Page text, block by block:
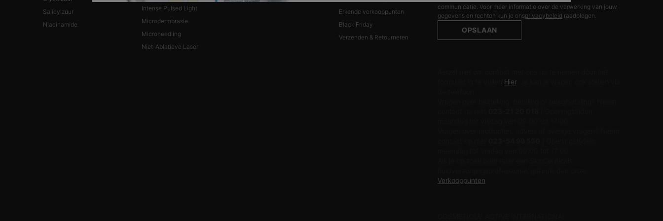
Salicylzuur
Niacinamide
Intense Pulsed Light
Microdermbrasie
Microneedling
Niet-Ablatieve Laser
Erkende verkooppunten
Black Friday
Verzenden & Retourneren
communicatie. Voor meer informatie over de verwerking van jouw
gegevens en rechten kun je onsprivacybeleid raadplegen.
OPSLAAN
Hier. Je kan je vragen ook stellen via
Verkooppunten